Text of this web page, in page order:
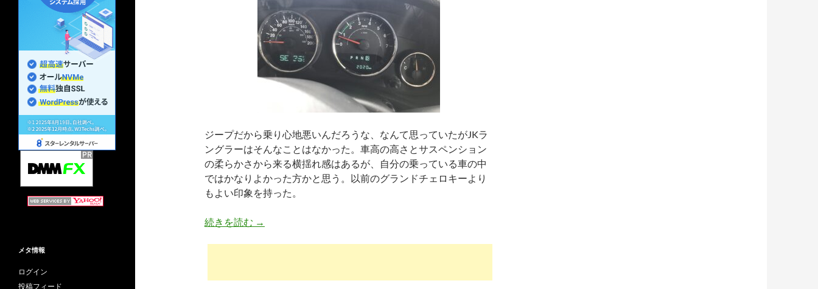
ジープだから乗り心地悪いんだろうな、なんて思っていたがJKラ
ングラーはそんなことはなかった。車高の高さとサスペンション
の柔らかさから来る横揺れ感はあるが、自分の乗っている車の中
ではかなりよかった方かと思う。以前のグランドチェロキーより
もよい印象を持った。
続きを読む JEEP WRANGLERを買って売った話
→
メタ情報
ログイン
投稿フィード